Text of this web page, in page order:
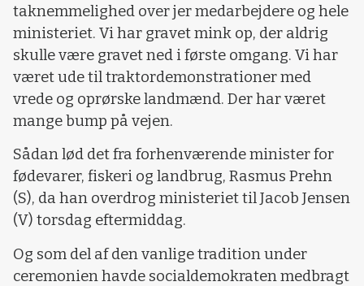
taknemmelighed over jer medarbejdere og hele
ministeriet. Vi har gravet mink op, der aldrig
skulle være gravet ned i første omgang. Vi har
været ude til traktordemonstrationer med
vrede og oprørske landmænd. Der har været
mange bump på vejen.
Sådan lød det fra forhenværende minister for
fødevarer, fiskeri og landbrug, Rasmus Prehn
(S), da han overdrog ministeriet til Jacob Jensen
(V) torsdag eftermiddag.
Og som del af den vanlige tradition under
ceremonien havde socialdemokraten medbragt